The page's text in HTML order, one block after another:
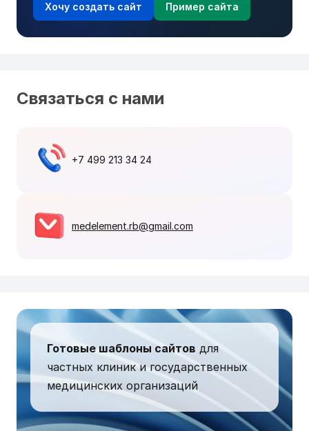
Хочу создать сайт
Пример сайта
Связаться с нами
+7 499 213 34 24
medelement.rb@gmail.com
Готовые шаблоны сайтов для
частных клиник и государственных
медицинских организаций